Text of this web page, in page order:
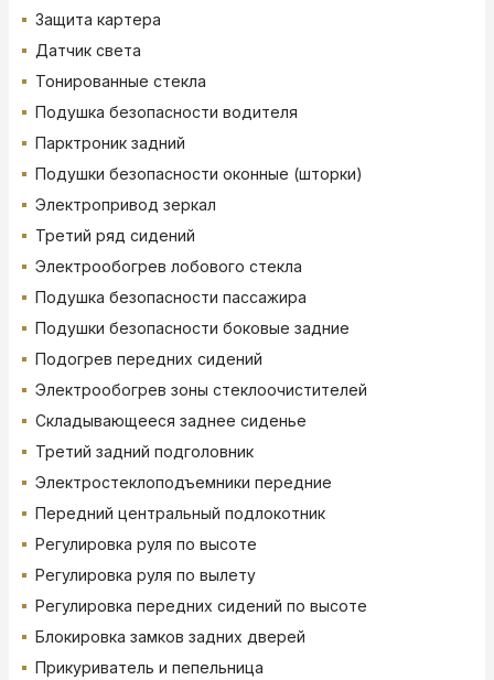
Защита картера
Датчик света
Тонированные стекла
Подушка безопасности водителя
Парктроник задний
Подушки безопасности оконные (шторки)
Электропривод зеркал
Третий ряд сидений
Электрообогрев лобового стекла
Подушка безопасности пассажира
Подушки безопасности боковые задние
Подогрев передних сидений
Электрообогрев зоны стеклоочистителей
Складывающееся заднее сиденье
Третий задний подголовник
Электростеклоподъемники передние
Передний центральный подлокотник
Регулировка руля по высоте
Регулировка руля по вылету
Регулировка передних сидений по высоте
Блокировка замков задних дверей
Прикуриватель и пепельница